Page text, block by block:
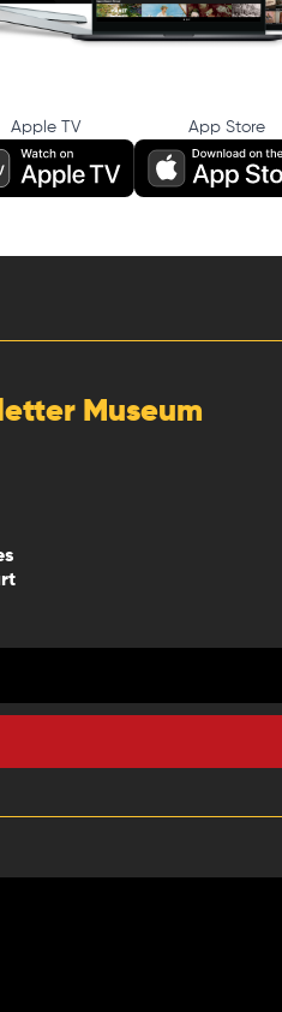
Apple TV App Store
Museum